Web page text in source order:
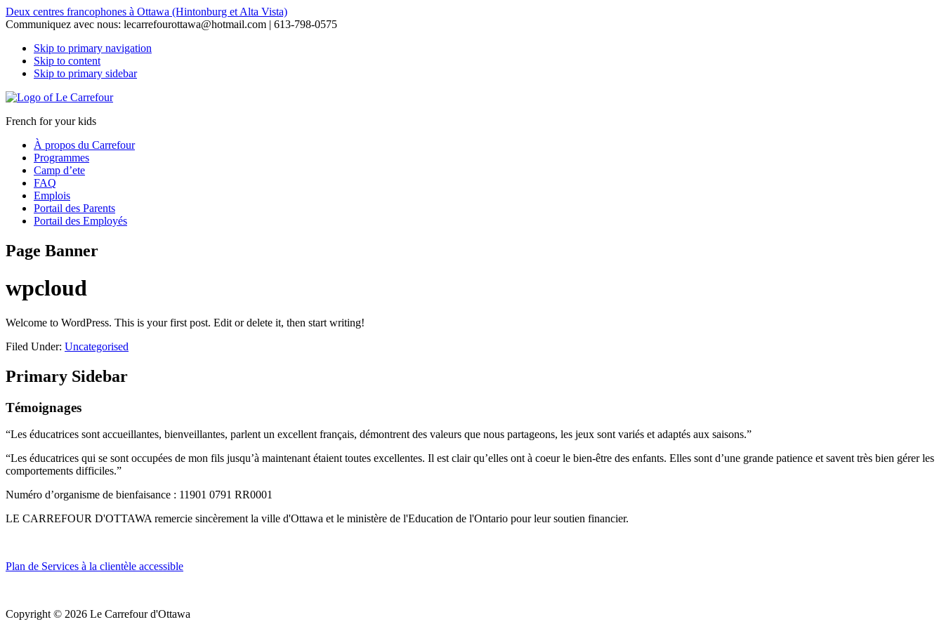
Deux centres francophones à Ottawa (Hintonburg et Alta Vista)
Communiquez avec nous: lecarrefourottawa@hotmail.com | 613-798-0575
Skip to primary navigation
Skip to content
Skip to primary sidebar
French for your kids
À propos du Carrefour
Programmes
Camp d’ete
FAQ
Emplois
Portail des Parents
Portail des Employés
Page Banner
wpcloud
Welcome to WordPress. This is your first post. Edit or delete it, then start writing!
Filed Under: Uncategorised
Primary Sidebar
Témoignages
“Les éducatrices sont accueillantes, bienveillantes, parlent un excellent français, démontrent des valeurs que nous partageons, les jeux sont variés et adaptés aux saisons.”
“Les éducatrices qui se sont occupées de mon fils jusqu’à maintenant étaient toutes excellentes. Il est clair qu’elles ont à coeur le bien-être des enfants. Elles sont d’une grande patience et savent très bien gérer les
comportements difficiles.”
Numéro d’organisme de bienfaisance : 11901 0791 RR0001
LE CARREFOUR D'OTTAWA remercie sincèrement la ville d'Ottawa et le ministère de l'Education de l'Ontario pour leur soutien financier.
Plan de Services à la clientèle accessible
Copyright © 2026 Le Carrefour d'Ottawa